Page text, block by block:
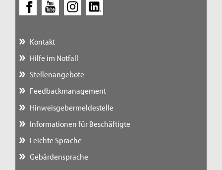
Kontakt
Hilfe im Notfall
Stellenangebote
Feedbackmanagement
Hinweisgebermeldestelle
Informationen für Beschäftigte
Leichte Sprache
Gebärdensprache